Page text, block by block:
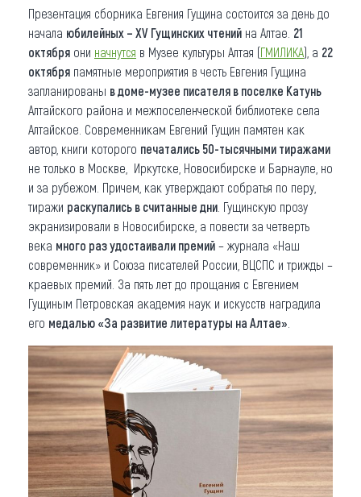
Презентация сборника Евгения Гущина состоится за день до
начала юбилейных – XV Гущинских чтений на Алтае. 21
октября они начнутся в Музее культуры Алтая (ГМИЛИКА), а 22
октября памятные мероприятия в честь Евгения Гущина
запланированы в доме-музее писателя в поселке Катунь
Алтайского района и межпоселенческой библиотеке села
Алтайское. Современникам Евгений Гущин памятен как
автор, книги которого печатались 50-тысячными тиражами
не только в Москве, Иркутске, Новосибирске и Барнауле, но
и за рубежом. Причем, как утверждают собратья по перу,
тиражи раскупались в считанные дни . Гущинскую прозу
экранизировали в Новосибирске, а повести за четверть
века много раз удостаивали премий – журнала «Наш
современник» и Союза писателей России, ВЦСПС и трижды –
краевых премий. За пять лет до прощания с Евгением
Гущиным Петровская академия наук и искусств наградила
его медалью «За развитие литературы на Алтае»